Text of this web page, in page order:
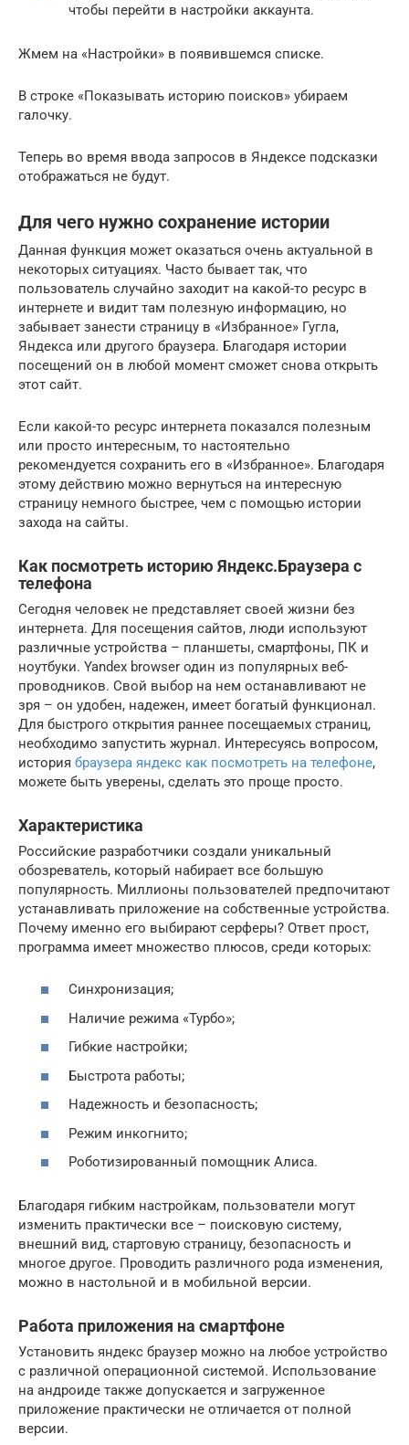
чтобы перейти в настройки аккаунта.
Жмем на «Настройки» в появившемся списке.
В строке «Показывать историю поисков» убираем
галочку.
Теперь во время ввода запросов в Яндексе подсказки
отображаться не будут.
Для чего нужно сохранение истории
Данная функция может оказаться очень актуальной в
некоторых ситуациях. Часто бывает так, что
пользователь случайно заходит на какой-то ресурс в
интернете и видит там полезную информацию, но
забывает занести страницу в «Избранное» Гугла,
Яндекса или другого браузера. Благодаря истории
посещений он в любой момент сможет снова открыть
этот сайт.
Если какой-то ресурс интернета показался полезным
или просто интересным, то настоятельно
рекомендуется сохранить его в «Избранное». Благодаря
этому действию можно вернуться на интересную
страницу немного быстрее, чем с помощью истории
захода на сайты.
Как посмотреть историю Яндекс.Браузера с
телефона
Сегодня человек не представляет своей жизни без
интернета. Для посещения сайтов, люди используют
различные устройства – планшеты, смартфоны, ПК и
ноутбуки. Yandex browser один из популярных веб-
проводников. Свой выбор на нем останавливают не
зря – он удобен, надежен, имеет богатый функционал.
Для быстрого открытия раннее посещаемых страниц,
необходимо запустить журнал. Интересуясь вопросом,
история браузера яндекс как посмотреть на телефоне,
можете быть уверены, сделать это проще просто.
Характеристика
Российские разработчики создали уникальный
обозреватель, который набирает все большую
популярность. Миллионы пользователей предпочитают
устанавливать приложение на собственные устройства.
Почему именно его выбирают серферы? Ответ прост,
программа имеет множество плюсов, среди которых:
Синхронизация;
Наличие режима «Турбо»;
Гибкие настройки;
Быстрота работы;
Надежность и безопасность;
Режим инкогнито;
Роботизированный помощник Алиса.
Благодаря гибким настройкам, пользователи могут
изменить практически все – поисковую систему,
внешний вид, стартовую страницу, безопасность и
многое другое. Проводить различного рода изменения,
можно в настольной и в мобильной версии.
Работа приложения на смартфоне
Установить яндекс браузер можно на любое устройство
с различной операционной системой. Использование
на андроиде также допускается и загруженное
приложение практически не отличается от полной
версии.